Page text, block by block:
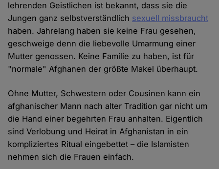
lehrenden Geistlichen ist bekannt, dass sie die
Jungen ganz selbstverständlich sexuell missbraucht
haben. Jahrelang haben sie keine Frau gesehen,
geschweige denn die liebevolle Umarmung einer
Mutter genossen. Keine Familie zu haben, ist für
"normale" Afghanen der größte Makel überhaupt.
Ohne Mutter, Schwestern oder Cousinen kann ein
afghanischer Mann nach alter Tradition gar nicht um
die Hand einer begehrten Frau anhalten. Eigentlich
sind Verlobung und Heirat in Afghanistan in ein
kompliziertes Ritual eingebettet – die Islamisten
nehmen sich die Frauen einfach.